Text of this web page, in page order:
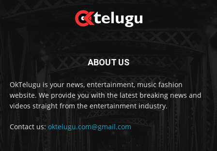
ABOUT US
OkTelugu is your news, entertainment, music fashion
website. We provide you with the latest breaking news and
videos straight from the entertainment industry.
Contact us: oktelugu.com@gmail.com